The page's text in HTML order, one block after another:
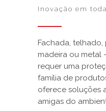
Inovação em
Fachada, telhado,
madeira ou metal
requer uma
família de
oferece soluções
amigas do